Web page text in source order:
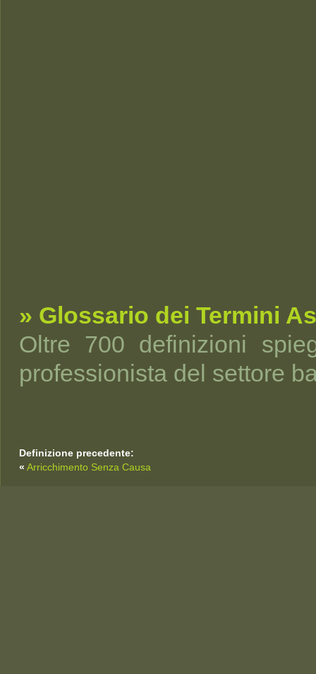
» Glossario dei Termini
Oltre 700 definizioni
professionista del settore
Definizione precedente:
« Arricchimento Senza Causa